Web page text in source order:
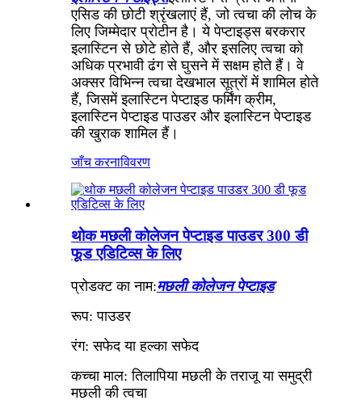
एसिड की छोटी श्रृंखलाएं हैं, जो त्वचा की लोच के
लिए जिम्मेदार प्रोटीन है। ये पेप्टाइड्स बरकरार
इलास्टिन से छोटे होते हैं, और इसलिए त्वचा को
अधिक प्रभावी ढंग से घुसने में सक्षम होते हैं। वे
अक्सर विभिन्न त्वचा देखभाल सूत्रों में शामिल होते
हैं, जिसमें इलास्टिन पेप्टाइड फर्मिंग क्रीम,
इलास्टिन पेप्टाइड पाउडर और इलास्टिन पेप्टाइड
की खुराक शामिल हैं।
जाँच करनाविवरण
थोक मछली कोलेजन पेप्टाइड पाउडर 300 डी
फूड एडिटिव्स के लिए
प्रोडक्ट का नाम:मछली कोलेजन पेप्टाइड
रूप: पाउडर
रंग: सफेद या हल्का सफेद
कच्चा माल: तिलापिया मछली के तराजू या समुद्री
मछली की त्वचा